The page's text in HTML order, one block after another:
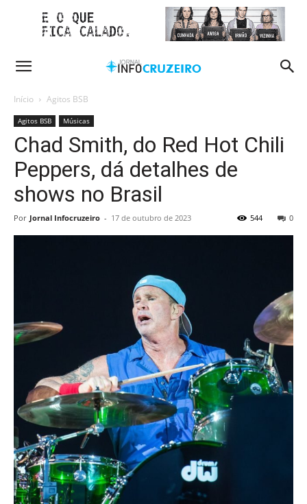
Início Agitos BSB
Agitos BSB Músicas
Chad Smith, do Red Hot Chili
Peppers, dá detalhes de
shows no Brasil
Por Jornal Infocruzeiro - 17 de outubro de 2023 0
544